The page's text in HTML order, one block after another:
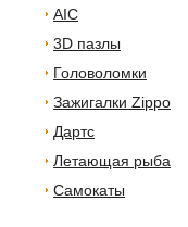
AIC
3D пазлы
Головоломки
Зажигалки Zippo
Дартс
Летающая рыба
Самокаты